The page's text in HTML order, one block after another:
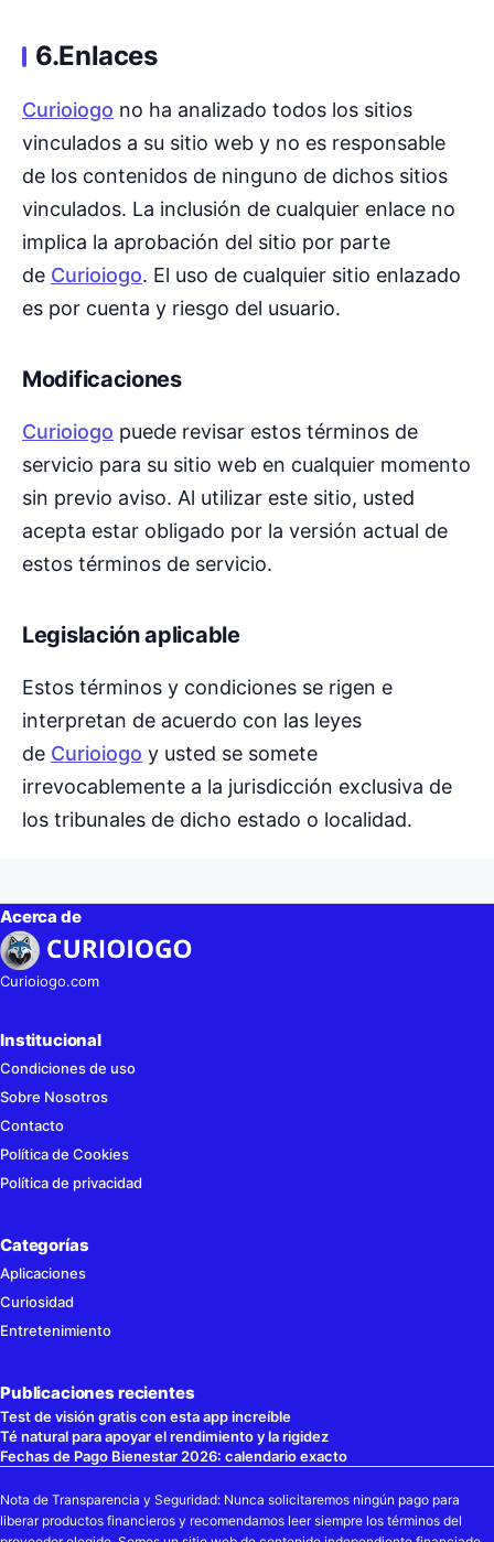
6.Enlaces
Curioiogo no ha analizado todos los sitios
vinculados a su sitio web y no es responsable
de los contenidos de ninguno de dichos sitios
vinculados. La inclusión de cualquier enlace no
implica la aprobación del sitio por parte
de Curioiogo. El uso de cualquier sitio enlazado
es por cuenta y riesgo del usuario.
Modificaciones
Curioiogo puede revisar estos términos de
servicio para su sitio web en cualquier momento
sin previo aviso. Al utilizar este sitio, usted
acepta estar obligado por la versión actual de
estos términos de servicio.
Legislación aplicable
Estos términos y condiciones se rigen e
interpretan de acuerdo con las leyes
de Curioiogo y usted se somete
irrevocablemente a la jurisdicción exclusiva de
los tribunales de dicho estado o localidad.
Acerca de
Curioiogo.com
Institucional
Condiciones de uso
Sobre Nosotros
Contacto
Política de Cookies
Política de privacidad
Categorías
Aplicaciones
Curiosidad
Entretenimiento
Publicaciones recientes
Test de visión gratis con esta app increíble
Té natural para apoyar el rendimiento y la rigidez
Fechas de Pago Bienestar 2026: calendario exacto
Nota de Transparencia y Seguridad: Nunca solicitaremos ningún pago para
liberar productos financieros y recomendamos leer siempre los términos del